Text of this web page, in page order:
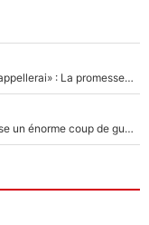
Mercato - OM - «Dès que je prends un club, je t’appellerai» : La promesse de Marcelino au moment de claquer la porte
Victime de racisme contre Murray, Kyrgios pousse un énorme coup de gueule !